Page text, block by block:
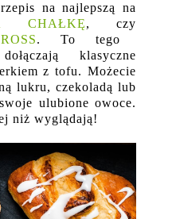
na najlepszą na
CHAŁKĘ, czy
. To tego
klasyczne
z tofu. Możecie
lukru, czekoladą lub
ulubione owoce.
niż wyglądają!